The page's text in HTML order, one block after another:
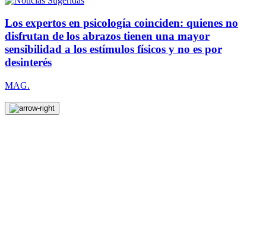
Los expertos en psicología coinciden: quienes no
disfrutan de los abrazos tienen una mayor
sensibilidad a los estímulos físicos y no es por
desinterés
MAG.